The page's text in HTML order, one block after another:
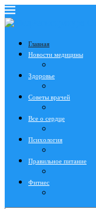
Главная
Новости медицины
Здоровье
Советы врачей
Все о сердце
Психология
Правильное питание
Фитнес